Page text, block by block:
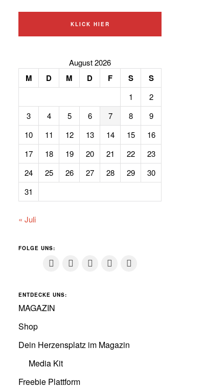
KLICK HIER
August 2026
M D M D F S S
1
2
3
4 5 6 7 8
9
10
11 12 13 14 15
16
17
18 19 20 21 22
23
24
25 26 27 28 29
30
31
« Juli
FOLGE UNS:
ENTDECKE UNS:
MAGAZIN
Shop
Dein Herzensplatz im Magazin
Media Kit
Freebie Plattform